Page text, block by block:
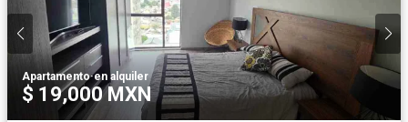
Apartamento·en alquiler
$ 19,000 MXN